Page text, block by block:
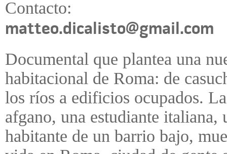
Contacto:
matteo.dicalisto@gmail.com
Documental que plantea una
habitacional de Roma: de
los ríos a edificios ocupados.
afgano, una estudiante italiana,
habitante de un barrio bajo,